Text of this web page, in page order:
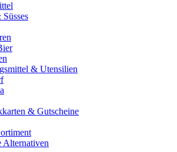
& Utensilien
& Gutscheine
Alternativen